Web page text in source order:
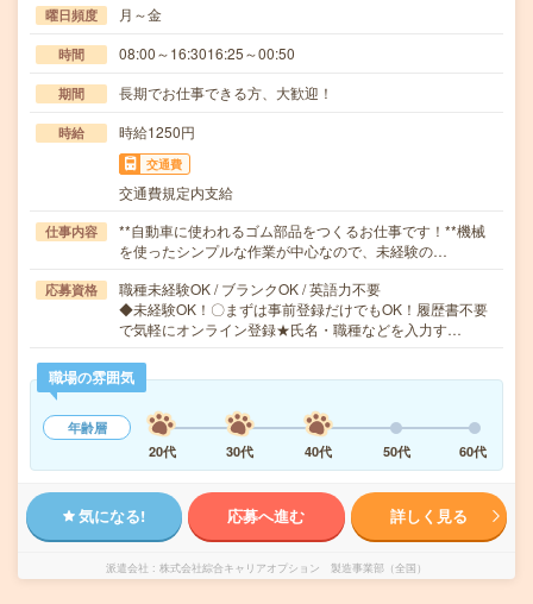
曜日頻度 月～金
時間 08:00～16:3016:25～00:50
期間 長期でお仕事できる方、大歓迎！
時給 時給1250円
交通費
交通費規定内支給
仕事内容
**自動車に使われるゴム部品をつくるお仕事です！**機械
を使ったシンプルな作業が中心なので、未経験の…
応募資格
職種未経験OK / ブランクOK / 英語力不要
◆未経験OK！〇まずは事前登録だけでもOK！履歴書不要
で気軽にオンライン登録★氏名・職種などを入力す…
職場の雰囲気
年齢層
20代
30代 40代 50代 60代
気になる! 応募へ進む 詳しく見る
派遣会社 株式会社綜合キャリアオプション 製造事業部（全国）